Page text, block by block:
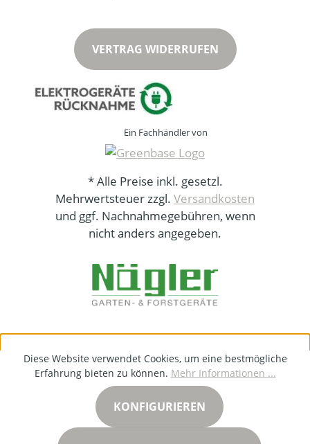
VERTRAG WIDERRUFEN
Ein Fachhändler von
* Alle Preise inkl. gesetzl.
Mehrwertsteuer zzgl. Versandkosten
und ggf. Nachnahmegebühren, wenn
nicht anders angegeben.
Diese Website verwendet Cookies, um eine bestmögliche
Erfahrung bieten zu können. Mehr Informationen ...
KONFIGURIEREN